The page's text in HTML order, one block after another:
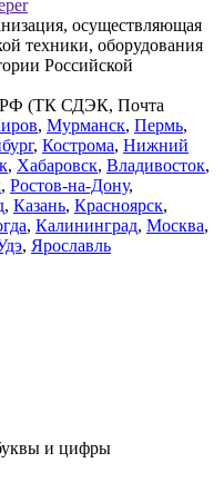
осуществляющая
техники, оборудования
Российской
РФ (ТК СДЭК, Почта
, Мурманск, Пермь,
, Кострома, Нижний
, Хабаровск, Владивосток,
, Ростов-на-Дону,
, Казань, Красноярск,
, Калининград, Москва,
, Ярославль
и цифры